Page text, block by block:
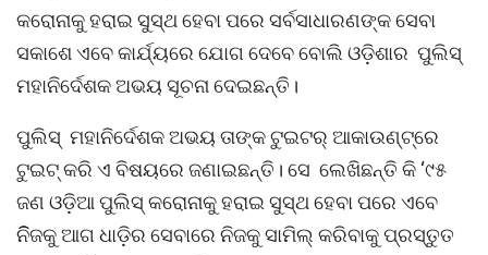
କରୋନାକୁ ହରାଇ ସୁସ୍ଥ ହେବା ପରେ ସର୍ବସାଧାରଣଙ୍କ ସେବା
ସକାଶେ ଏବେ କାର୍ଯ୍ୟରେ ଯୋଗ ଦେ‌ବେ ବୋଲି ଓଡ଼ିଶାର ‌ ପୁଲିସ୍‌
ମହାନିର୍ଦେଶକ ଅଭୟ ସୂଚନା ଦେଇଛନ୍ତି।
ପୁଲିସ୍‌ ମହାନିର୍ଦେଶକ ଅଭୟ ତାଙ୍କ ଟୁଇଟର୍‌ ଆକାଉଣ୍ଟ୍‌ରେ
ଟୁଇଟ୍‌ କରି ଏ ବିଷୟରେ ଜଣାଇଛନ୍ତି। ସେ ଲେଖିଛନ୍ତି କି ‘୯୫
ଜଣ ଓଡ଼ିଆ ପୁଲିସ୍‌ କରୋନାକୁ ହରାଇ ସୁସ୍ଥ ହେବା ପ‌ରେ ଏବେ
ନିିଜକୁ ଆଗ ଧାଡ଼ିର ସେବାରେ ନିଜକୁ ସାମିଲ୍‌ କରିବାକୁ ପ୍ରସ୍ତୁତ